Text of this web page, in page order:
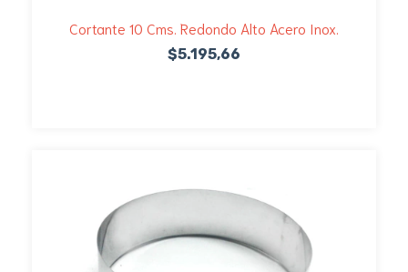
Cortante 10 Cms. Redondo Alto Acero Inox.
$5.195,66